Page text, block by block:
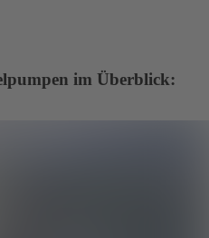
im Überblick: